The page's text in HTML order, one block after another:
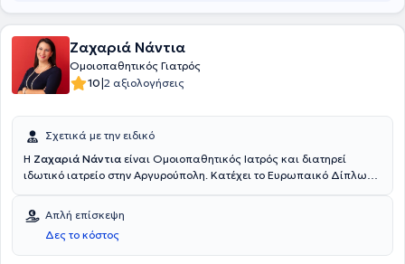
Ζαχαριά Νάντια
Ομοιοπαθητικός Γιατρός
10|2 αξιολογήσεις
Σχετικά με την ειδικό
Η Ζαχαριά Νάντια είναι Ομοιοπαθητικός Ιατρός και διατηρεί
ιδωτικό ιατρείο στην Αργυρούπολη. Κατέχει το Ευρωπαικό Δίπλωμα
Οδοντιατρικής Σχολής του Εθνικού και Καποδιστριακού
Πανεπιστημίου Αθηνών. Είναι μέλος της Παγκόσμιας
Ομοιοπαθητικής Ιατρικής Εταιρείας, της Ευρωπαϊκής Επιτροπής
για την Ομοιοπαθητική και του Οδοντιατρικού Συλλόγου Αθηνών.
Απλή επίσκεψη
Δες το κόστος